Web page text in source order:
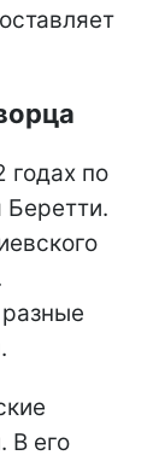
годах по
Беретти.
В его